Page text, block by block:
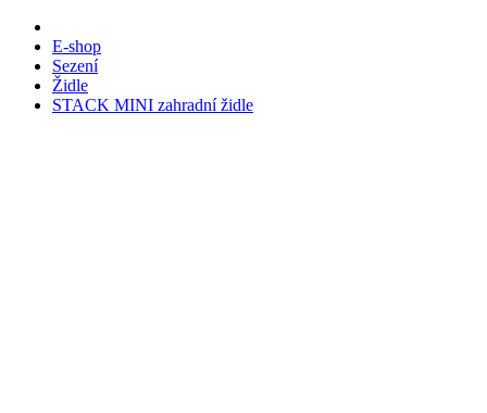
E-shop
Sezení
Židle
STACK MINI zahradní židle